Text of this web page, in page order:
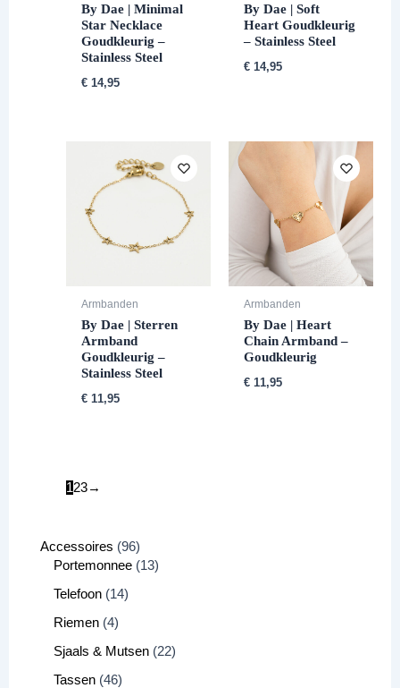
Accessoires
96
Portemonnee
13
Telefoon
14
Riemen 4
Sjaals & Mutsen
22
Tassen 46
By Dae | Minimal
Star Necklace
Goudkleurig –
Stainless Steel
€ 14,95
By Dae | Soft
Heart Goudkleurig
– Stainless Steel
€ 14,95
Armbanden
By Dae | Sterren
Armband
Goudkleurig –
Stainless Steel
€ 11,95
Armbanden
By Dae | Heart
Chain Armband –
Goudkleurig
€ 11,95
123→